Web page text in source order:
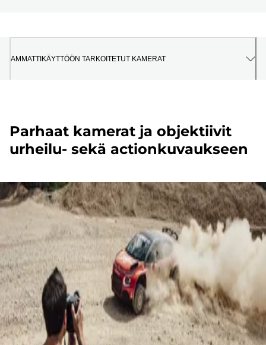
AMMATTIKÄYTTÖÖN TARKOITETUT KAMERAT
Parhaat kamerat ja objektiivit
urheilu- sekä actionkuvaukseen